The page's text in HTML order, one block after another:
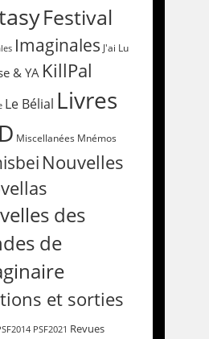
Festival
Imaginales J'ai Lu
& YA KillPal
Le Bélial Livres
Miscellanées Mnémos
Nouvelles
des
de
et sorties
PSF2021 Revues